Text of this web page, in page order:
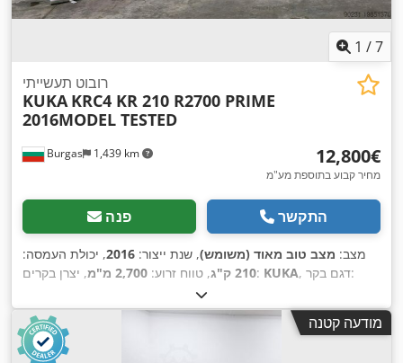
1 /7
Burgas 1,439 km
רובוט תעשייתי
KUKA KRC4 KR 210 R2700 PRIME
2016MODEL TESTED
‏12,800 ‏€
מחיר קבוע בתוספת מע"מ
פנה התקשר
מצב: מצב טוב מאוד (משומש), שנת ייצור: 2016, יכולת העמסה:
210 ק"ג
, טווח זרוע: 2,700 מ"מ , יצרן בקרים: KUKA
, דגם בקר:
מודעה קטנה